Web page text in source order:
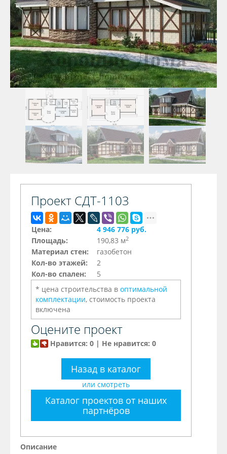
Проект СДТ-1103
Цена:
4 946 776 руб.
Площадь:
190,83 м2
Материал стен:
газобетон
Кол-во этажей:
2
Кол-во спален:
5
* цена строительства в оптимальной
комплектации, стоимость проекта
включена
Оцените проект
Нравится: 0 | Не нравится: 0
Назад в каталог
или смотреть
Каталог проектов от наших
партнёров
Описание